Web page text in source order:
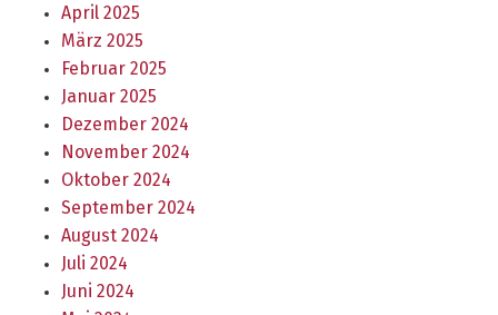
April 2025
März 2025
Februar 2025
Januar 2025
Dezember 2024
November 2024
Oktober 2024
September 2024
August 2024
Juli 2024
Juni 2024